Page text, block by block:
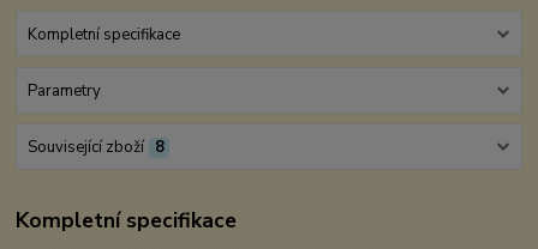
Kompletní specifikace
Parametry
Související zboží 8
Kompletní specifikace